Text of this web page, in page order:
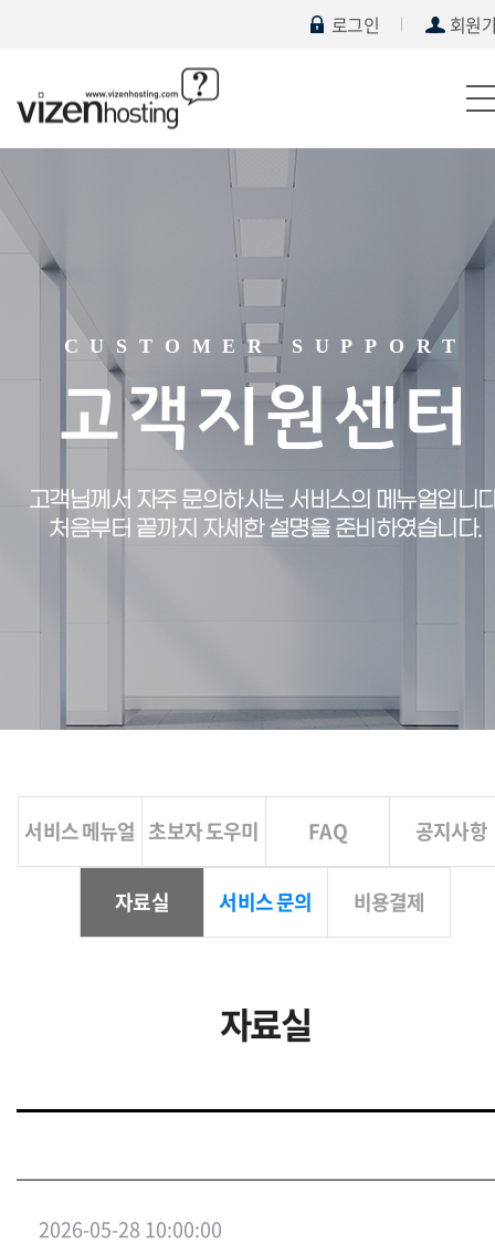
로그인 회원
CUSTOMER SUPPORT
고객지원센터
고객님께서 자주 문의하시는 서비스의 메뉴얼입니
처음부터 끝까지 자세한 설명을 준비하였습니다.
서비스 메뉴얼 초보자 도우미 FAQ 공지사항
자료실 서비스 문의 비용결제
자료실
2026-05-28 10:00:00